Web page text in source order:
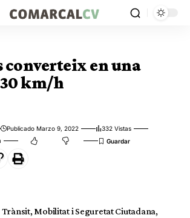
converteix en una
km/h
Publicado Marzo 9, 2022
332 Vistas
Mobilitat i Seguretat Ciutadana,